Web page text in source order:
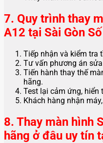
7. Quy trình thay
A12 tại Sài Gòn Số
Tiếp nhận và kiểm tra
Tư vấn phương án
Tiến hành thay thế
hãng.
Test lại cảm ứng, hiển
Khách hàng nhận
8. Thay màn hình
hãng ở đâu uy tín